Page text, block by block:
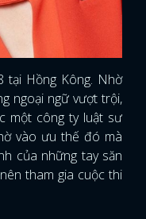
tại Hồng Kông. Nhờ
ngoại ngữ vượt trội,
một công ty luật sư
vào ưu thế đó mà
của những tay săn
tham gia cuộc thi